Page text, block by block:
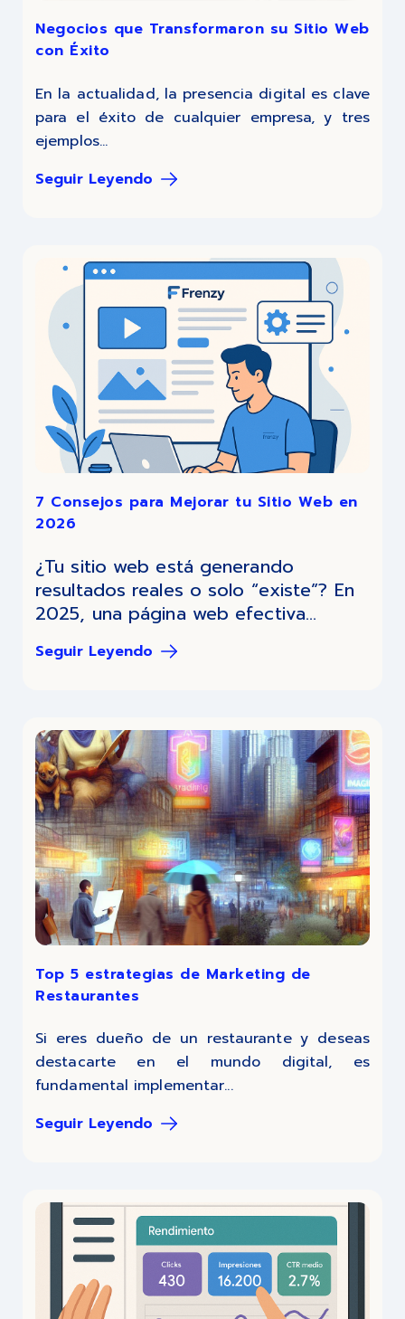
Negocios que Transformaron su Sitio Web
con Éxito
En la actualidad, la presencia digital es clave
para el éxito de cualquier empresa, y tres
ejemplos...
Seguir Leyendo
7 Consejos para Mejorar tu Sitio Web en
2026
¿Tu sitio web está generando
resultados reales o solo “existe”? En
2025, una página web efectiva...
Seguir Leyendo
Top 5 estrategias de Marketing de
Restaurantes
Si eres dueño de un restaurante y deseas
destacarte en el mundo digital, es
fundamental implementar...
Seguir Leyendo